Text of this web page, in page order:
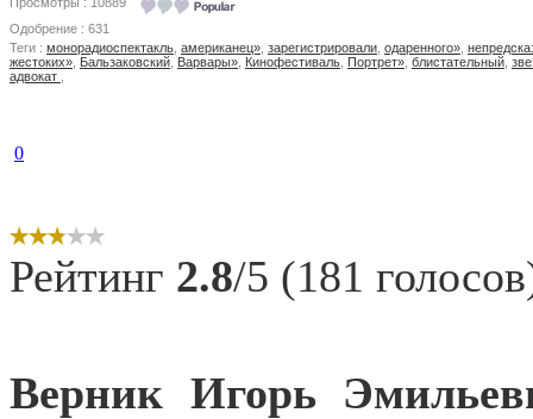
Одобрение : 631
Теги : монорадиоспектакль американец» зарегистрировали одаренного»
жестоких» Бальзаковский Варвары» Кинофестиваль Портрет» блистательный
адвокат
0
Рейтинг 2.8/5 (181
Верник Игорь